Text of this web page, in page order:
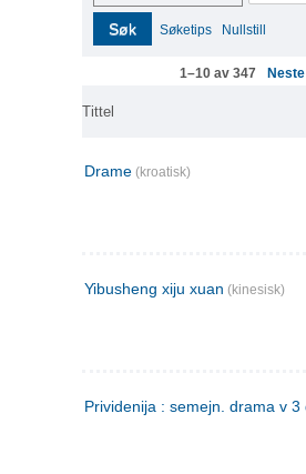
Søk Søketips Nullstill
1–10 av 347 Neste
Tittel
Drame (kroatisk)
Yibusheng xiju xuan (kinesisk)
Prividenija : semejn. drama v 3